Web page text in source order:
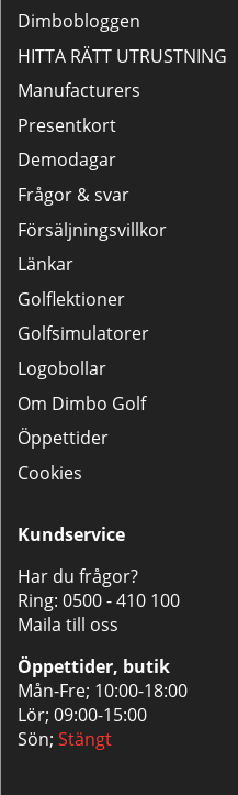
Dimbobloggen
HITTA RÄTT UTRUSTNING
Manufacturers
Presentkort
Demodagar
Frågor & svar
Försäljningsvillkor
Länkar
Golflektioner
Golfsimulatorer
Logobollar
Om Dimbo Golf
Öppettider
Cookies
Kundservice
Har du frågor?
Ring: 0500 - 410 100
Maila till oss
Öppettider, butik
Mån-Fre; 10:00-18:00
Lör; 09:00-15:00
Sön; Stängt